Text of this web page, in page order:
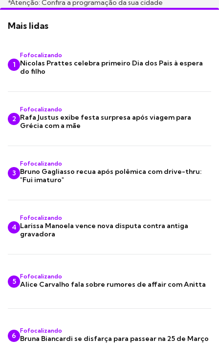
*Atenção: Confira a programação da sua cidade
Mais lidas
1
Fofocalizando
Nicolas Prattes celebra primeiro Dia dos Pais à espera
do filho
2
Fofocalizando
Rafa Justus exibe festa surpresa após viagem para
Grécia com a mãe
3
Fofocalizando
Bruno Gagliasso recua após polêmica com drive-thru:
"Fui imaturo"
4
Fofocalizando
Larissa Manoela vence nova disputa contra antiga
gravadora
5
Fofocalizando
Alice Carvalho fala sobre rumores de affair com Anitta
6
Fofocalizando
Bruna Biancardi se disfarça para passear na 25 de Março